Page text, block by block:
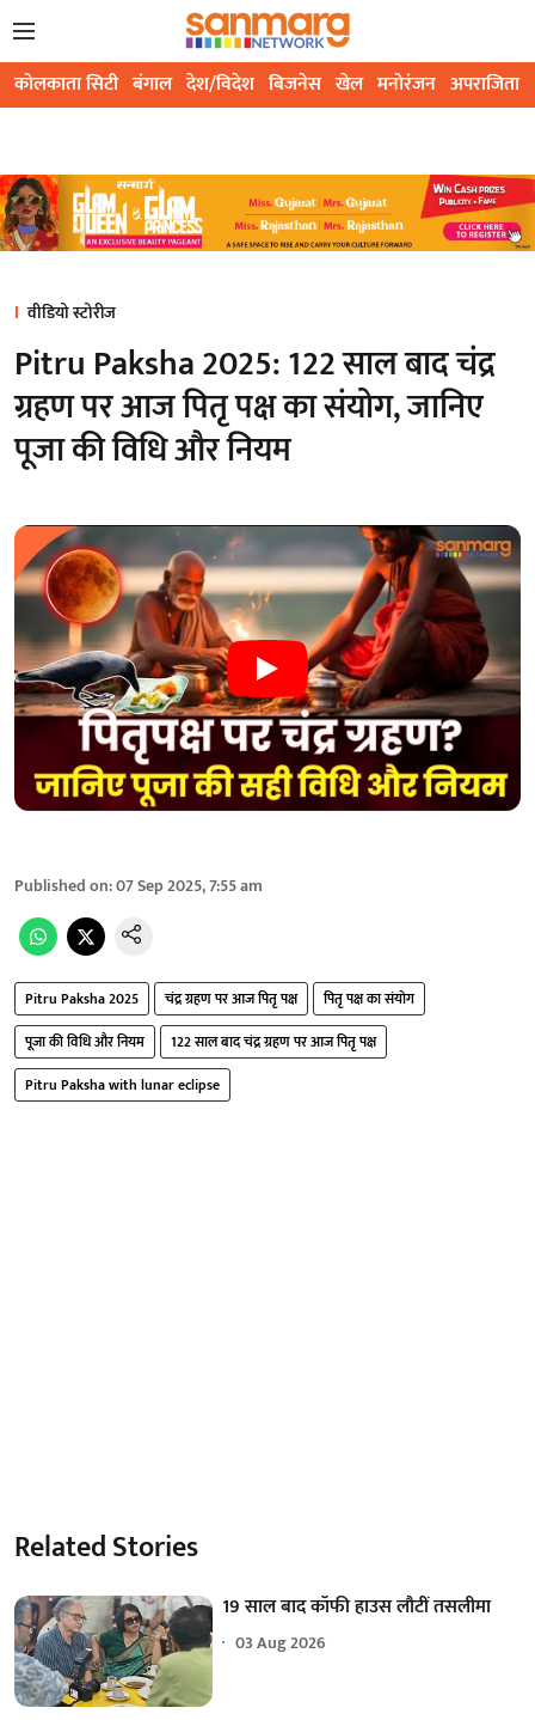
कोलकाता सिटी बंगाल देश/विदेश बिजनेस खेल मनोरंजन अपराजिता
वीडियो स्टोरीज
Pitru Paksha 2025: 122 साल बाद चंद्र
ग्रहण पर आज पितृ पक्ष का संयोग, जानिए
पूजा की विधि और नियम
Published on:07 Sep 2025, 7:55 am
Pitru Paksha 2025 चंद्र ग्रहण पर आज पितृ पक्ष
पितृ पक्ष का संयोग
पूजा की विधि और नियम
122 साल बाद चंद्र ग्रहण पर आज पितृ पक्ष
Pitru Paksha with lunar eclipse
Related Stories
19 साल बाद कॉफी हाउस लौटीं तसलीमा
03 Aug 2026